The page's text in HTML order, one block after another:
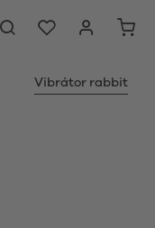
Vibrátor rabbit